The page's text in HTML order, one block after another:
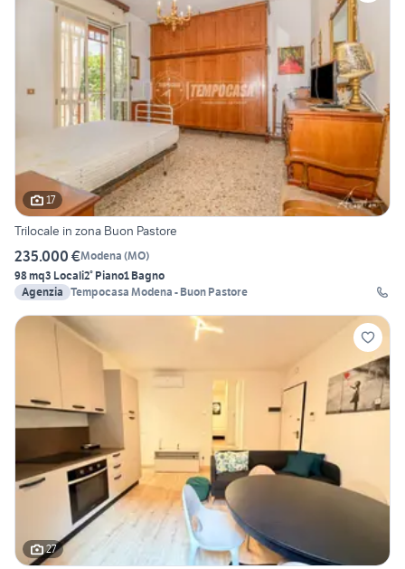
17
Trilocale in zona Buon Pastore
235.000 €Modena (MO)
98 mq3 Locali2° Piano1 Bagno
Agenzia Tempocasa Modena - Buon Pastore
27